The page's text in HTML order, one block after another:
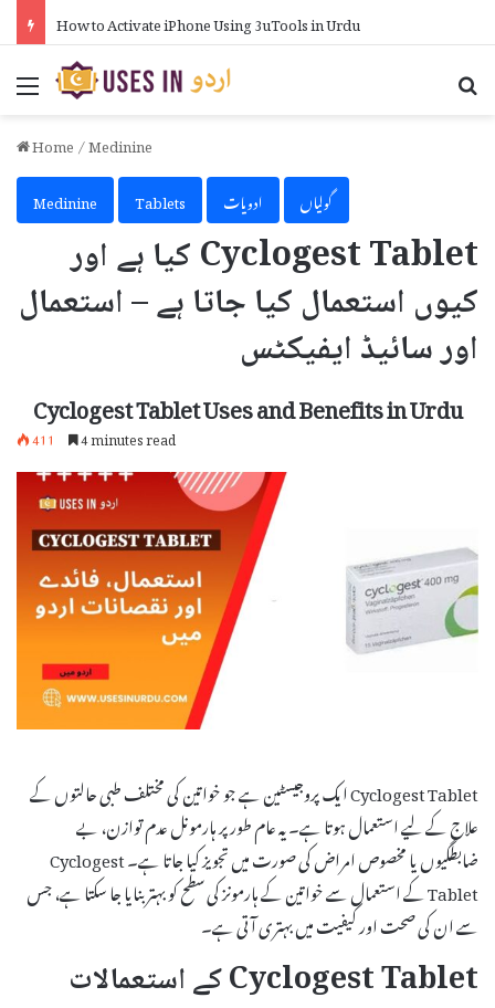
How to Activate iPhone Using 3uTools in Urdu
Menu
Home/Medinine
Medinine
Tablets ادویات گولیاں
Cyclogest Tablet کیا ہے اور
کیوں استعمال کیا جاتا ہے – استعمال
اور سائیڈ ایفیکٹس
Cyclogest Tablet Uses and Benefits in Urdu
411 4 minutes read
Cyclogest Tablet ایک پروجیسٹین ہے جو خواتین کی مختلف طبی حالتوں کے
علاج کے لیے استعمال ہوتا ہے۔ یہ عام طور پر ہارمونل عدم توازن، بے
ضابطگیوں یا مخصوص امراض کی صورت میں تجویز کیا جاتا ہے۔ Cyclogest
Tablet کے استعمال سے خواتین کے ہارمونز کی سطح کو بہتر بنایا جا سکتا ہے، جس
سے ان کی صحت اور کیفیت میں بہتری آتی ہے۔
Cyclogest Tablet کے استعمالات